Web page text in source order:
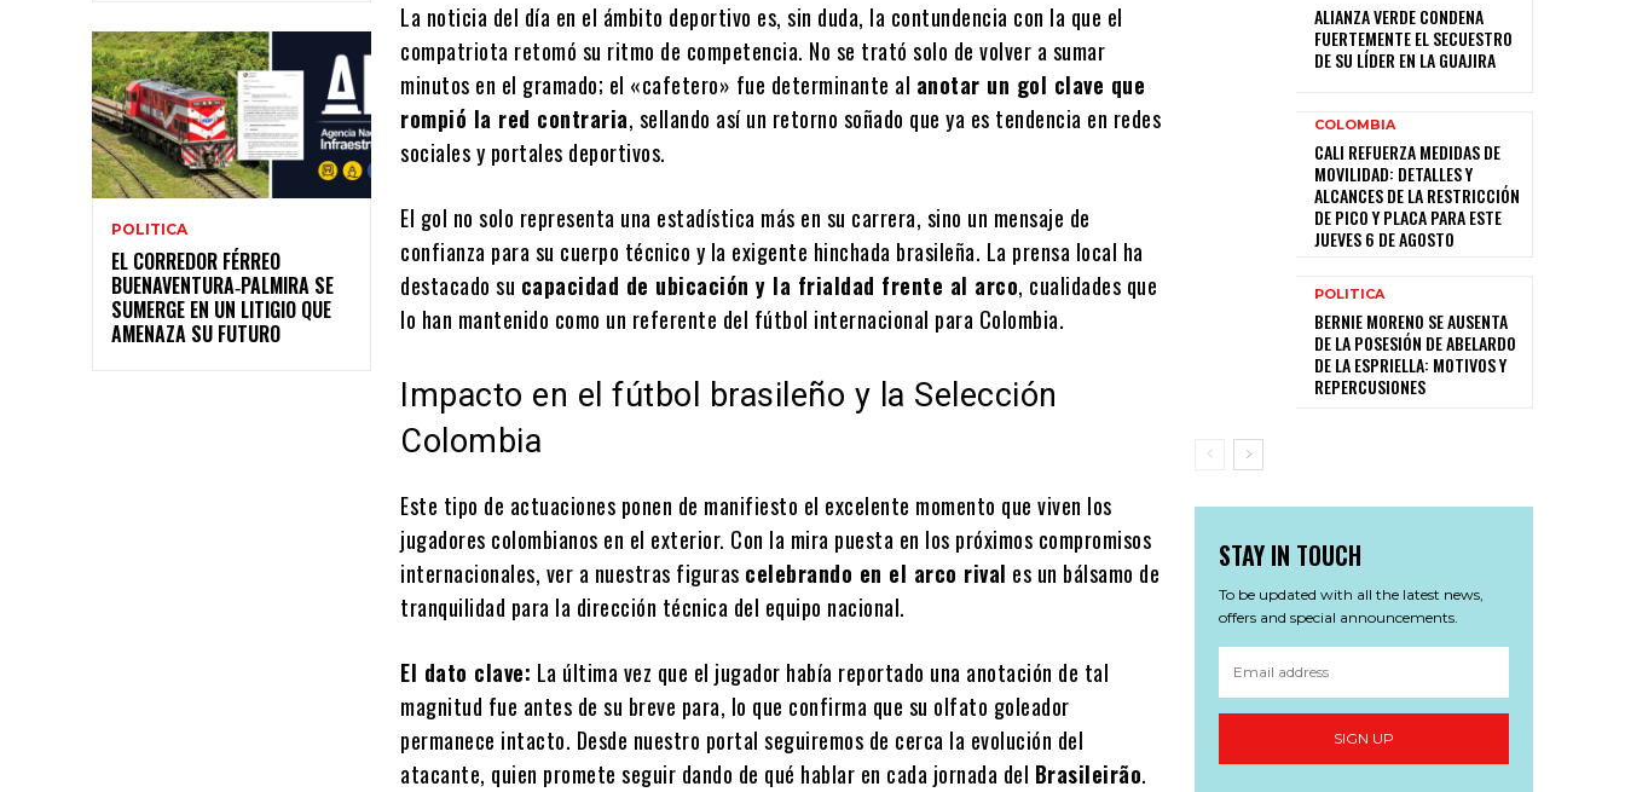
POLITICA
EL CORREDOR FÉRREO
BUENAVENTURA‑PALMIRA SE
SUMERGE EN UN LITIGIO QUE
AMENAZA SU FUTURO
La noticia del día en el ámbito deportivo es, sin duda, la contundencia con la que el
compatriota retomó su ritmo de competencia. No se trató solo de volver a sumar
minutos en el gramado; el «cafetero» fue determinante al anotar un gol clave que
rompió la red contraria, sellando así un retorno soñado que ya es tendencia en redes
sociales y portales deportivos.
El gol no solo representa una estadística más en su carrera, sino un mensaje de
confianza para su cuerpo técnico y la exigente hinchada brasileña. La prensa local ha
destacado su capacidad de ubicación y la frialdad frente al arco, cualidades que
lo han mantenido como un referente del fútbol internacional para Colombia.
Impacto en el fútbol brasileño y la Selección
Colombia
Este tipo de actuaciones ponen de manifiesto el excelente momento que viven los
jugadores colombianos en el exterior. Con la mira puesta en los próximos compromisos
internacionales, ver a nuestras figuras celebrando en el arco rival es un bálsamo de
tranquilidad para la dirección técnica del equipo nacional.
El dato clave: La última vez que el jugador había reportado una anotación de tal
magnitud fue antes de su breve para, lo que confirma que su olfato goleador
permanece intacto. Desde nuestro portal seguiremos de cerca la evolución del
atacante, quien promete seguir dando de qué hablar en cada jornada del Brasileirão.
ALIANZA VERDE CONDENA
FUERTEMENTE EL SECUESTRO
DE SU LÍDER EN LA GUAJIRA
COLOMBIA
CALI REFUERZA MEDIDAS DE
MOVILIDAD: DETALLES Y
ALCANCES DE LA RESTRICCIÓN
DE PICO Y PLACA PARA ESTE
JUEVES 6 DE AGOSTO
POLITICA
BERNIE MORENO SE AUSENTA
DE LA POSESIÓN DE ABELARDO
DE LA ESPRIELLA: MOTIVOS Y
REPERCUSIONES
STAY IN TOUCH
To be updated with all the latest news,
offers and special announcements.
SIGN UP